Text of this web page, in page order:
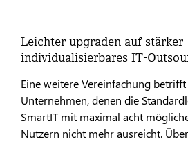
Leichter upgraden auf stärker
individualisierbares IT-
Eine weitere Vereinfachung
Unternehmen, denen die
SmartIT mit maximal acht
Nutzern nicht mehr ausreicht.